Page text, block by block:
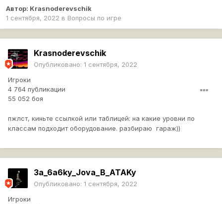
Автор: Krasnoderevschik
1 сентября, 2022 в Вопросы по игре
Krasnoderevschik
Опубликовано: 1 сентября, 2022
Игроки
4 764 публикации
55 052 боя
пжлст, киньте ссылкой или таблицей: на какие уровни по
классам подходит оборудование. разбираю гараж))
3a_6a6ky_Jova_B_ATAKy
Опубликовано: 1 сентября, 2022
Игроки